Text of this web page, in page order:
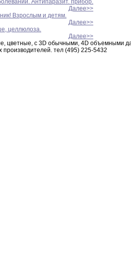
Антипаразит. прибор.
Далее>>
Взрослым и детям.
Далее>>
целлюлоза.
Далее>>
, цветные, с 3D обычными, 4D объемными
производителей. тел (495) 225-5432